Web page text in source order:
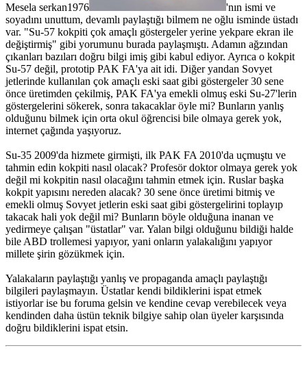
Mesela serkan1976
'nın ismi ve
soyadını unuttum, devamlı paylaştığı bilmem ne oğlu isminde üstadı
var. "Su-57 kokpiti çok amaçlı göstergeler yerine yekpare ekran ile
değiştirmiş" gibi yorumunu burada paylaşmıştı. Adamın ağzından
çıkanları bazıları doğru bilgi imiş gibi kabul ediyor. Ayrıca o kokpit
Su-57 değil, prototip PAK FA'ya ait idi. Diğer yandan Sovyet
jetlerinde kullanılan çok amaçlı eski saat gibi göstergeler 30 sene
önce üretimden çekilmiş, PAK FA'ya emekli olmuş eski Su-27'lerin
göstergelerini sökerek, sonra takacaklar öyle mi? Bunların yanlış
olduğunu bilmek için orta okul öğrencisi bile olmaya gerek yok,
internet çağında yaşıyoruz.
Su-35 2009'da hizmete girmişti, ilk PAK FA 2010'da uçmuştu ve
tahmin edin kokpiti nasıl olacak? Profesör doktor olmaya gerek yok
değil mi kokpitin nasıl olacağını tahmin etmek için. Ruslar başka
kokpit yapısını nereden alacak? 30 sene önce üretimi bitmiş ve
emekli olmuş Sovyet jetlerin eski saat gibi göstergelirini toplayıp
takacak hali yok değil mi? Bunların böyle olduğuna inanan ve
yedirmeye çalışan "üstatlar" var. Yalan bilgi olduğunu bildiği halde
bile ABD trollemesi yapıyor, yani onların yalakalığını yapıyor
millete şirin gözükmek için.
Yalakaların paylaştığı yanlış ve propaganda amaçlı paylaştığı
bilgileri paylaşmayın. Üstatlar kendi bildiklerini ispat etmek
istiyorlar ise bu foruma gelsin ve kendine cevap verebilecek veya
kendinden daha üstün teknik bilgiye sahip olan üyeler karşısında
doğru bildiklerini ispat etsin.